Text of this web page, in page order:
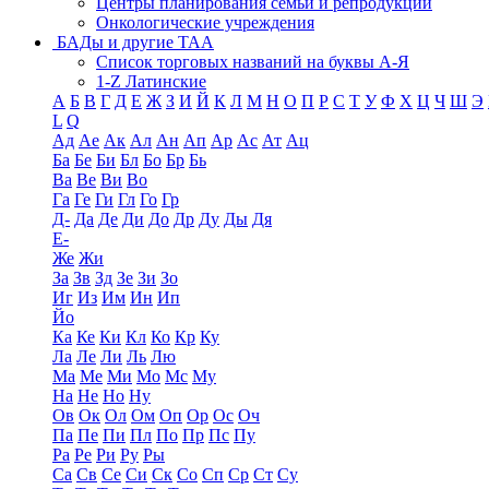
Онкологические учреждения
БАДы и другие ТАА
Список торговых названий на буквы А-Я
1-Z Латинские
А Б В Г Д Е Ж З И Й К Л М Н О П Р С Т У Ф Х Ц Ч Ш Э
L Q
Ад Ае Ак Ал Ан Ап Ар Ас Ат Ац
Ба Бе Би Бл Бо Бр Бь
Ва Ве Ви Во
Га Ге Ги Гл Го Гр
Д- Да Де Ди До Др Ду Ды Дя
Е-
Же Жи
За Зв Зд Зе Зи Зо
Иг Из Им Ин Ип
Йо
Ка Ке Ки Кл Ко Кр Ку
Ла Ле Ли Ль Лю
Ма Ме Ми Мо Мс Му
На Не Но Ну
Ов Ок Ол Ом Оп Ор Ос Оч
Па Пе Пи Пл По Пр Пс Пу
Ра Ре Ри Ру Ры
Са Св Се Си Ск Со Сп Ср Ст Су